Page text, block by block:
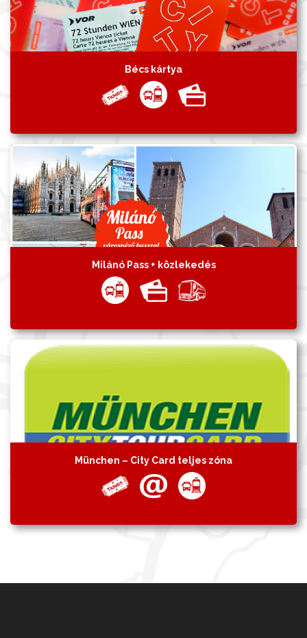
Bécs kártya
Milánó Pass + közlekedés
München – City Card teljes zóna